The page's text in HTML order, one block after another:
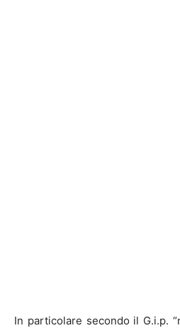
In particolare secondo il G.i.p.